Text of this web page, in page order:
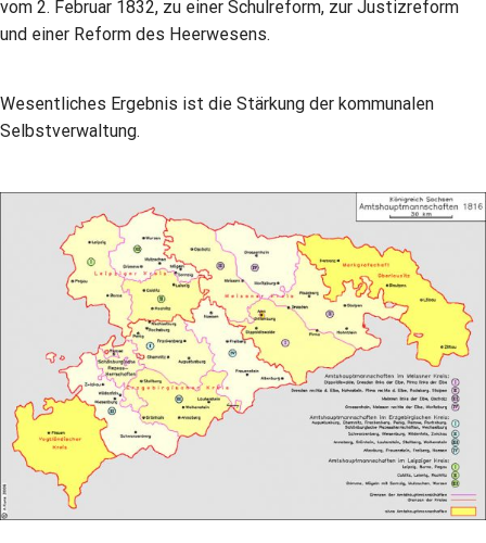
vom 2. Februar 1832, zu einer Schulreform, zur Justizreform
und einer Reform des Heerwesens.
Wesentliches Ergebnis ist die Stärkung der kommunalen
Selbstverwaltung.